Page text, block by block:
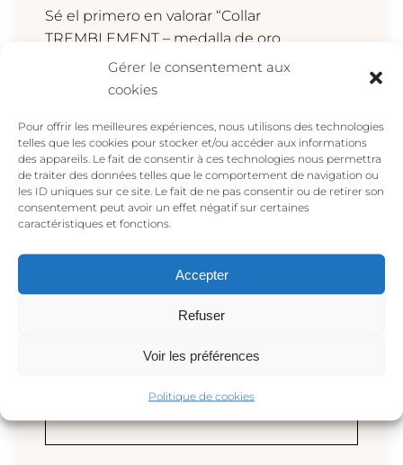
Gérer le consentement aux
cookies
Pour offrir les meilleures expériences, nous utilisons des technologies
telles que les cookies pour stocker et/ou accéder aux informations
des appareils. Le fait de consentir à ces technologies nous permettra
de traiter des données telles que le comportement de navigation ou
les ID uniques sur ce site. Le fait de ne pas consentir ou de retirer son
consentement peut avoir un effet négatif sur certaines
caractéristiques et fonctions.
Accepter
Refuser
Voir les préférences
Politique de cookies
Sé el primero en valorar “Collar
TREMBLEMENT – medalla de oro
martillado”
Tu dirección de correo electrónico no será
marcados con*
Tu valoración*